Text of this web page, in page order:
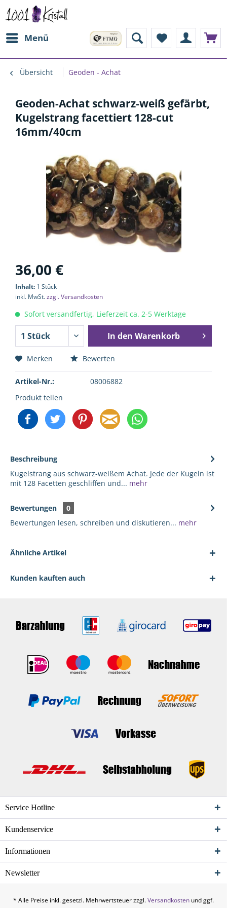
Menü
Übersicht Geoden - Achat
Geoden-Achat schwarz-weiß gefärbt,
Kugelstrang facettiert 128-cut
16mm/40cm
36,00 €
Inhalt: 1 Stück
inkl. MwSt.zzgl. Versandkosten
Sofort versandfertig, Lieferzeit ca. 2-5 Werktage
In den Warenkorb
Merken Bewerten
Artikel-Nr.:
08006882
Produkt teilen
Beschreibung
Kugelstrang aus schwarz-weißem Achat. Jede der Kugeln ist
mit 128 Facetten geschliffen und... mehr
Bewertungen
0
Bewertungen lesen, schreiben und diskutieren... mehr
Ähnliche Artikel
Kunden kauften auch
Service Hotline
Kundenservice
Informationen
Newsletter
* Alle Preise inkl. gesetzl. Mehrwertsteuer zzgl.Versandkosten und ggf.